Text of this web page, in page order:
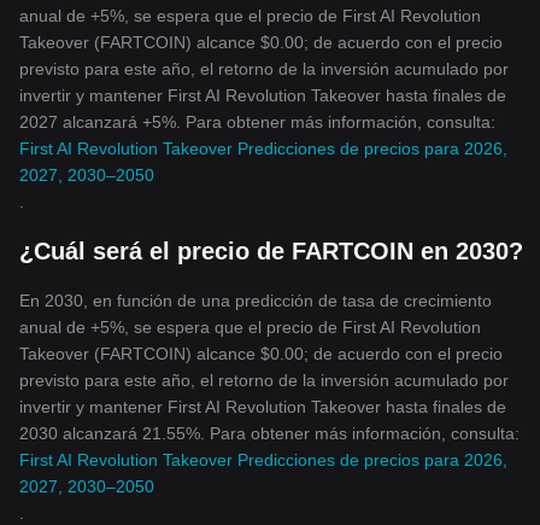
anual de +5%, se espera que el precio de First AI Revolution
Takeover (FARTCOIN) alcance $0.00; de acuerdo con el precio
previsto para este año, el retorno de la inversión acumulado por
invertir y mantener First AI Revolution Takeover hasta finales de
2027 alcanzará +5%. Para obtener más información, consulta:
First AI Revolution Takeover Predicciones de precios para 2026,
2027, 2030–2050
¿Cuál será el precio de FARTCOIN en 2030?
En 2030, en función de una predicción de tasa de crecimiento
anual de +5%, se espera que el precio de First AI Revolution
Takeover (FARTCOIN) alcance $0.00; de acuerdo con el precio
previsto para este año, el retorno de la inversión acumulado por
invertir y mantener First AI Revolution Takeover hasta finales de
2030 alcanzará 21.55%. Para obtener más información, consulta:
First AI Revolution Takeover Predicciones de precios para 2026,
2027, 2030–2050